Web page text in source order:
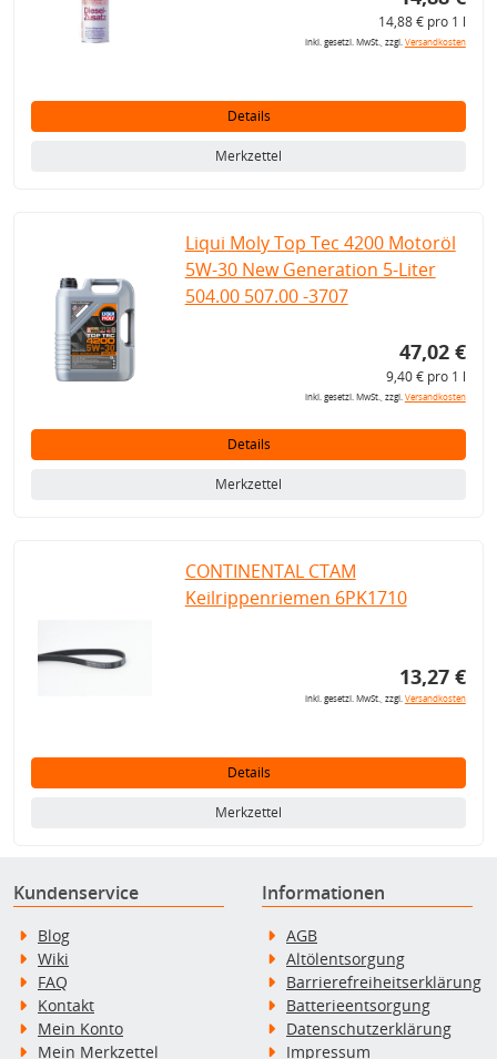
14,88 € pro 1 l
inkl. gesetzl. MwSt., zzgl.Versandkosten
Details
Merkzettel
Liqui Moly Top Tec 4200 Motoröl
5W-30 New Generation 5-Liter
504.00 507.00 -3707
47,02 €
9,40 € pro 1 l
inkl. gesetzl. MwSt., zzgl.Versandkosten
Details
Merkzettel
CONTINENTAL CTAM
Keilrippenriemen 6PK1710
13,27 €
inkl. gesetzl. MwSt., zzgl.Versandkosten
Details
Merkzettel
Kundenservice
Blog
Wiki
FAQ
Kontakt
Mein Konto
Mein Merkzettel
Informationen
AGB
Altölentsorgung
Barrierefreiheitserklärung
Batterieentsorgung
Datenschutzerklärung
Impressum